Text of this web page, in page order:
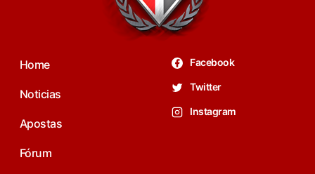
Home
Noticias
Apostas
Fórum
Facebook
Twitter
Instagram